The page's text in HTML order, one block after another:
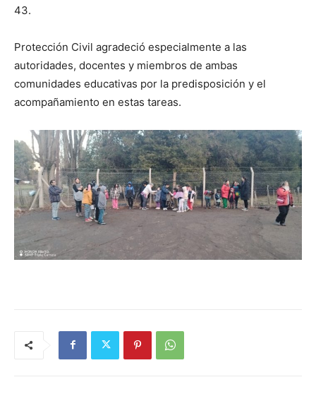
43.
Protección Civil agradeció especialmente a las
autoridades, docentes y miembros de ambas
comunidades educativas por la predisposición y el
acompañamiento en estas tareas.